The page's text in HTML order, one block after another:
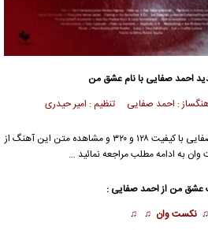
احمد صفایی با نام عشق من
: احمد صفایی تنظیم : امیر حیدری
با کیفیت ۱۲۸ و ۳۲۰ و مشاهده متن این آهنگ از
به ادامه مطلب مراجعه نمائید …
عشق من ازاحمد صفایی :
نکست وان ♫ ♫